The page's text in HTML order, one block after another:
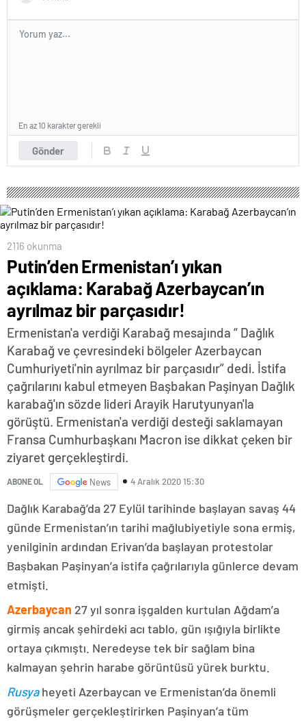
Gönder
En az 10 karakter gerekli
2116 okunma
Putin’den Ermenistan’ı yıkan
açıklama: Karabağ Azerbaycan’ın
ayrılmaz bir parçasıdır!
Ermenistan'a verdiği Karabağ mesajında “ Dağlık
Karabağ ve çevresindeki bölgeler Azerbaycan
Cumhuriyeti'nin ayrılmaz bir parçasıdır” dedi. İstifa
çağrılarını kabul etmeyen Başbakan Paşinyan Dağlık
karabağ'ın sözde lideri Arayik Harutyunyan'la
görüştü. Ermenistan'a verdiği desteği saklamayan
Fransa Cumhurbaşkanı Macron ise dikkat çeken bir
ziyaret gerçekleştirdi.
ABONE OL News 4 Aralık 2020 15:30
Dağlık Karabağ’da 27 Eylül tarihinde başlayan savaş 44
günde Ermenistan’ın tarihi mağlubiyetiyle sona ermiş,
yenilginin ardından Erivan’da başlayan protestolar
Başbakan Paşinyan’a istifa çağrılarıyla günlerce devam
etmişti.
Azerbaycan 27 yıl sonra işgalden kurtulan Ağdam’a
girmiş ancak şehirdeki acı tablo, gün ışığıyla birlikte
ortaya çıkmıştı. Neredeyse tek bir sağlam bina
kalmayan şehrin harabe görüntüsü yürek burktu.
Rusyaheyeti Azerbaycan ve Ermenistan’da önemli
görüşmeler gerçekleştirirken Paşinyan’a tüm